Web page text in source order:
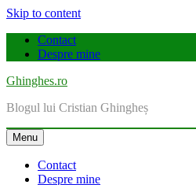
Skip to content
Contact
Despre mine
Ghinghes.ro
Blogul lui Cristian Ghingheș
Menu
Contact
Despre mine